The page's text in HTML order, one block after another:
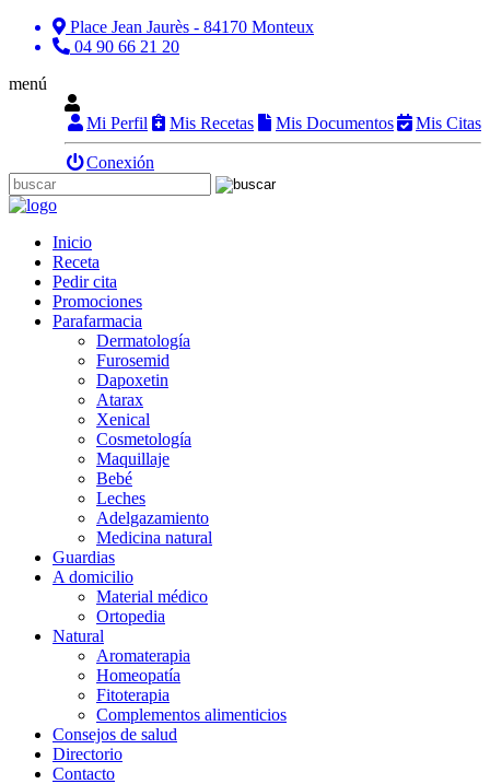
Place Jean Jaurès - 84170 Monteux
04 90 66 21 20
menú
Mi Perfil Mis Recetas Mis Documentos Mis Citas
Conexión
Inicio
Receta
Pedir cita
Promociones
Parafarmacia
Dermatología
Furosemid
Dapoxetin
Atarax
Xenical
Cosmetología
Maquillaje
Bebé
Leches
Adelgazamiento
Medicina natural
Guardias
A domicilio
Material médico
Ortopedia
Natural
Aromaterapia
Homeopatía
Fitoterapia
Complementos alimenticios
Consejos de salud
Directorio
Contacto